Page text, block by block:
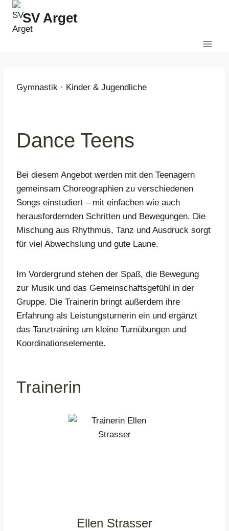
Zum
Inhalt
springen
SV Arget
Gymnastik · Kinder & Jugendliche
Dance Teens
Bei diesem Angebot werden mit den Teenagern
gemeinsam Choreographien zu verschiedenen
Songs einstudiert – mit einfachen wie auch
herausfordernden Schritten und Bewegungen. Die
Mischung aus Rhythmus, Tanz und Ausdruck sorgt
für viel Abwechslung und gute Laune.
Im Vordergrund stehen der Spaß, die Bewegung
zur Musik und das Gemeinschaftsgefühl in der
Gruppe. Die Trainerin bringt außerdem ihre
Erfahrung als Leistungsturnerin ein und ergänzt
das Tanztraining um kleine Turnübungen und
Koordinationselemente.
Trainerin
Ellen Strasser